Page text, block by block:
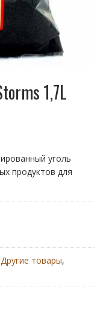
1,7L
уголь
продуктов для
Другие товары,